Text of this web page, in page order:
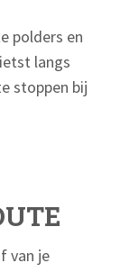
polders en
langs
stoppen bij
van je